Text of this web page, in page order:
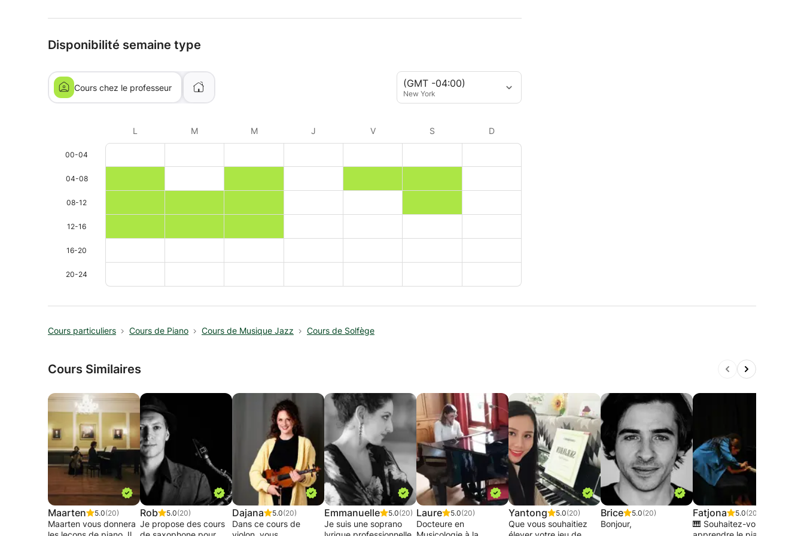
Disponibilité semaine type
(GMT -04:00)
New York
Cours chez le professeur
L M M J V S D
00-04
04-08
08-12
12-16
16-20
20-24
Cours particuliers Cours de Piano Cours de Musique Jazz Cours de Solfège
Cours Similaires
Maarten 5.0(20)
Maarten vous donnera
Rob 5.0(20)
Je propose des cours
Dajana 5.0(20)
Dans ce cours de
Emmanuelle 5.0(20)
Je suis une soprano
Laure 5.0(20)
Docteure en
Yantong 5.0(20)
Que vous souhaitiez
Brice 5.0(20)
Bonjour,
Fatjona 5.0(20)
🎹 Souhaitez-vous